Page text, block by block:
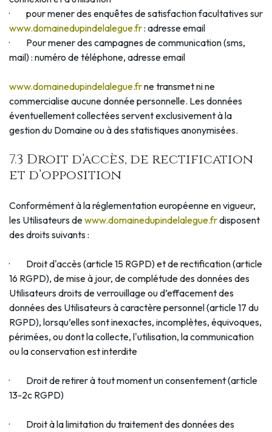
· pour mener des enquêtes de satisfaction facultatives sur
www.domainedupindelalegue.fr: adresse email
· Pour mener des campagnes de communication (sms,
mail) : numéro de téléphone, adresse email
www.domainedupindelalegue.frne transmet ni ne
commercialise aucune donnée personnelle. Les données
éventuellement collectées servent exclusivement à la
gestion du Domaine ou à des statistiques anonymisées.
7.3 Droit d’accès, de rectification
et d’opposition
Conformément à la réglementation européenne en vigueur,
les Utilisateurs dewww.domainedupindelalegue.frdisposent
des droits suivants :
· Droit d'accès (article 15 RGPD) et de rectification (article
16 RGPD), de mise à jour, de complétude des données des
Utilisateurs droits de verrouillage ou d’effacement des
données des Utilisateurs à caractère personnel (article 17 du
RGPD), lorsqu’elles sont inexactes, incomplètes, équivoques,
périmées, ou dont la collecte, l'utilisation, la communication
ou la conservation est interdite
· Droit de retirer à tout moment un consentement (article
13-2c RGPD)
· Droit à la limitation du traitement des données des